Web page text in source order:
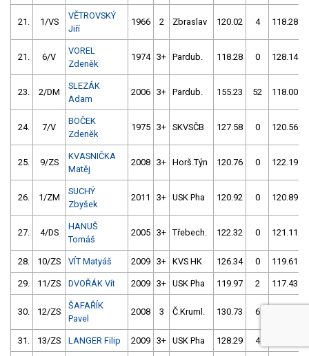
21. 1/VS
VĚTROVSKÝ
Jiří
1966 2 Zbraslav 120.02 4 118.28
21. 6/V
VOREL
Zdeněk
1974 3+ Pardub. 118.28 0 128.14
23. 2/DM
SLEZÁK
Adam
2006 3+ Pardub. 155.23 52 118.00
24. 7/V
BOČEK
Zdeněk
1975 3+ SKVSČB 127.58 0 120.56
25. 9/ZS
KVASNIČKA
Matěj
2008 3+ Horš.Týn 120.76 0 122.19
26. 1/ZM
SUCHÝ
Zbyšek
2011 3+ USK Pha 120.92 0 120.89
27. 4/DS
HANUŠ
Tomáš
2005 3+ Třebech. 122.32 0 121.11
28. 10/ZS VÍT Matyáš 2009 3+ KVS HK 126.34 0 119.61
29. 11/ZS DVOŘÁK Vít 2009 3+ USK Pha 119.97 2 117.43
30. 12/ZS
ŠAFAŘÍK
Pavel
2008 3 Č.Kruml. 130.73 6
31. 13/ZS LANGER Filip 2009 3+ USK Pha 128.29 4